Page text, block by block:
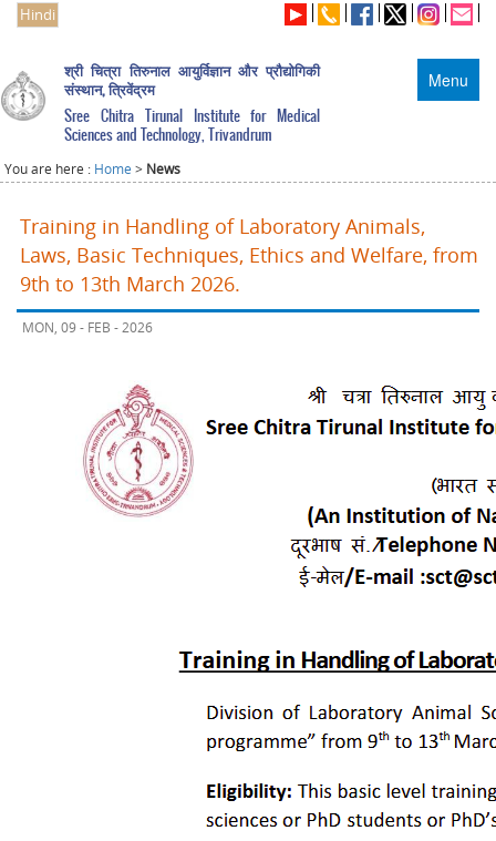
Hindi
Menu
श्री चित्रा तिरुनाल आयुर्विज्ञान और प्रौद्योगिकी
संस्थान, त्रिवेंद्रम
Sree Chitra Tirunal Institute for Medical
Sciences and Technology, Trivandrum
You are here : Home > News
Training in Handling of Laboratory Animals,
Laws, Basic Techniques, Ethics and Welfare, from
9th to 13th March 2026.
MON, 09 - FEB - 2026